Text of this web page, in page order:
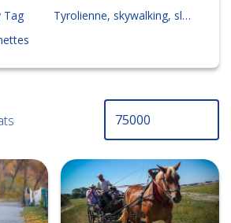
Tag
Tyrolienne, skywalking, slackline, viacorda